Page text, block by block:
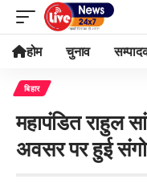
होम चुनाव
बिहार
महापंडित राहुल
अवसर पर हुई